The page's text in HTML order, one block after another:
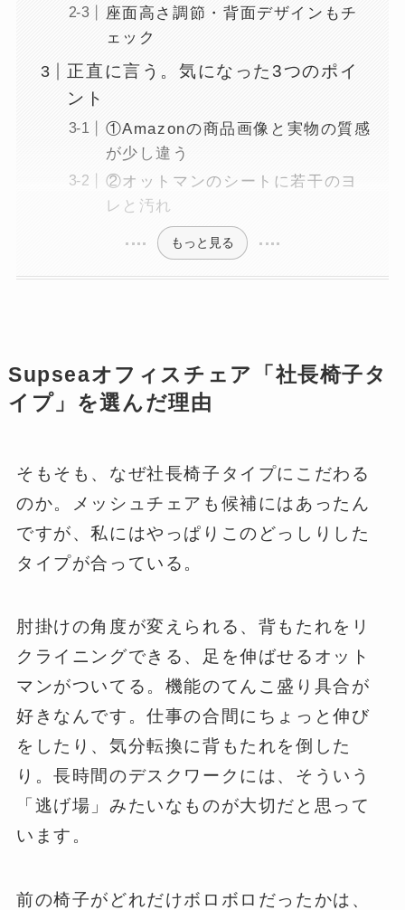
座面高さ調節・背面デザインもチ
ェック
正直に言う。気になった3つのポイ
ント
①Amazonの商品画像と実物の質感
が少し違う
②オットマンのシートに若干のヨ
レと汚れ
もっと見る
Supseaオフィスチェア「社長椅子タ
イプ」を選んだ理由
そもそも、なぜ社長椅子タイプにこだわる
のか。メッシュチェアも候補にはあったん
ですが、私にはやっぱりこのどっしりした
タイプが合っている。
肘掛けの角度が変えられる、背もたれをリ
クライニングできる、足を伸ばせるオット
マンがついてる。機能のてんこ盛り具合が
好きなんです。仕事の合間にちょっと伸び
をしたり、気分転換に背もたれを倒した
り。長時間のデスクワークには、そういう
「逃げ場」みたいなものが大切だと思って
います。
前の椅子がどれだけボロボロだったかは、